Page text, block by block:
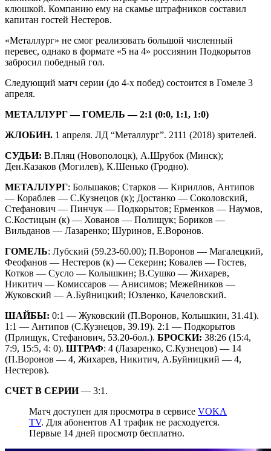
клюшкой. Компанию ему на скамье штрафников составил
капитан гостей Нестеров.
«Металлург» не смог реализовать большой численный
перевес, однако в формате «5 на 4» россиянин Подкорытов
забросил победный гол.
Следующий матч серии (до 4-х побед) состоится в Гомеле 3
апреля.
МЕТАЛЛУРГ — ГОМЕЛЬ — 2:1 (0:0, 1:1, 1:0)
ЖЛОБИН. 1 апреля. ЛД “Металлург”. 2111 (2018) зрителей.
СУДЬИ: В.Пляц (Новополоцк), А.Шрубок (Минск);
Ден.Казаков (Могилев), К.Шенько (Гродно).
МЕТАЛЛУРГ: Большаков; Старков — Кириллов, Антипов
— Кораблев — С.Кузнецов (к); Достанко — Соколовский,
Стефанович — Пинчук — Подкорытов; Ерменков — Наумов,
С.Костицын (к) — Хованов — Полищук; Бориков —
Вильданов — Лазаренко; Шуринов, Е.Воронов.
ГОМЕЛЬ: Лубский (59.23-60.00); П.Воронов — Магалецкий,
Феофанов — Нестеров (к) — Секерин; Ковалев — Гостев,
Котков — Сусло — Колышкин; В.Сушко — Жихарев,
Никитич — Комиссаров — Анисимов; Межейников —
Жуковский — А.Буйницкий; Юзленко, Качеловский.
ШАЙБЫ: 0:1 — Жуковский (П.Воронов, Колышкин, 31.41).
1:1 — Антипов (С.Кузнецов, 39.19). 2:1 — Подкорытов
(Прлищук, Стефанович, 53.20-бол.). БРОСКИ: 38:26 (15:4,
7:9, 15:5, 4: 0). ШТРАФ: 4 (Лазаренко, С.Кузнецов) — 14
(П.Воронов — 4, Жихарев, Никитич, А.Буйницкий — 4,
Нестеров).
СЧЕТ В СЕРИИ— 3:1.
Матч доступен для просмотра в сервисе VOKA
TV. Для абонентов А1 трафик не расходуется.
Первые 14 дней просмотр бесплатно.